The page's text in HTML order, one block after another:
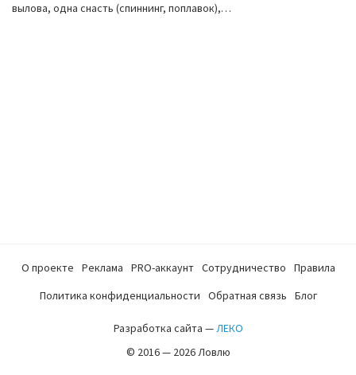
вылова, одна снасть (спиннинг, поплавок),…
О проекте Реклама PRO-аккаунт Сотрудничество
Правила
Политика конфиденциальности
Обратная связь Блог
Разработка сайта —ЛЕКО
© 2016 — 2026 Ловлю